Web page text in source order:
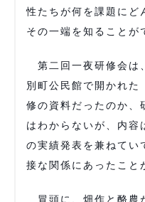
性たちが何を課題にど
その一端を知ることが
第二回一夜研修会は
別町公民館で開かれた
修の資料だったのか、
はわからないが、内容
の実績発表を兼ねてい
接な関係にあったこと
冒頭に、畑作と酪農